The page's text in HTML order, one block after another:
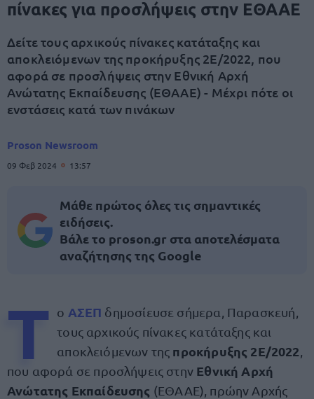
πίνακες για προσλήψεις στην ΕΘΑΑΕ
Δείτε τους αρχικούς πίνακες κατάταξης και
αποκλειόμενων της προκήρυξης 2Ε/2022, που
αφορά σε προσλήψεις στην Εθνική Αρχή
Ανώτατης Εκπαίδευσης (ΕΘΑΑΕ) - Μέχρι πότε οι
ενστάσεις κατά των πινάκων
Proson Newsroom
09 Φεβ 2024 13:57
Μάθε πρώτος όλες τις σημαντικές
ειδήσεις.
Βάλε το proson.gr στα αποτελέσματα
αναζήτησης της Google
Τ ο ΑΣΕΠ δημοσίευσε σήμερα, Παρασκευή,
τους αρχικούς πίνακες κατάταξης και
αποκλειόμενων της προκήρυξης 2Ε/2022
που αφορά σε προσλήψεις στην Εθνική Αρχή
Ανώτατης Εκπαίδευσης (ΕΘΑΑΕ), πρώην Αρχής